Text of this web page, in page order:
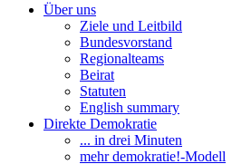
Über uns
Ziele und Leitbild
Bundesvorstand
Regionalteams
Beirat
Statuten
English summary
Direkte Demokratie
... in drei Minuten
mehr demokratie!-Modell